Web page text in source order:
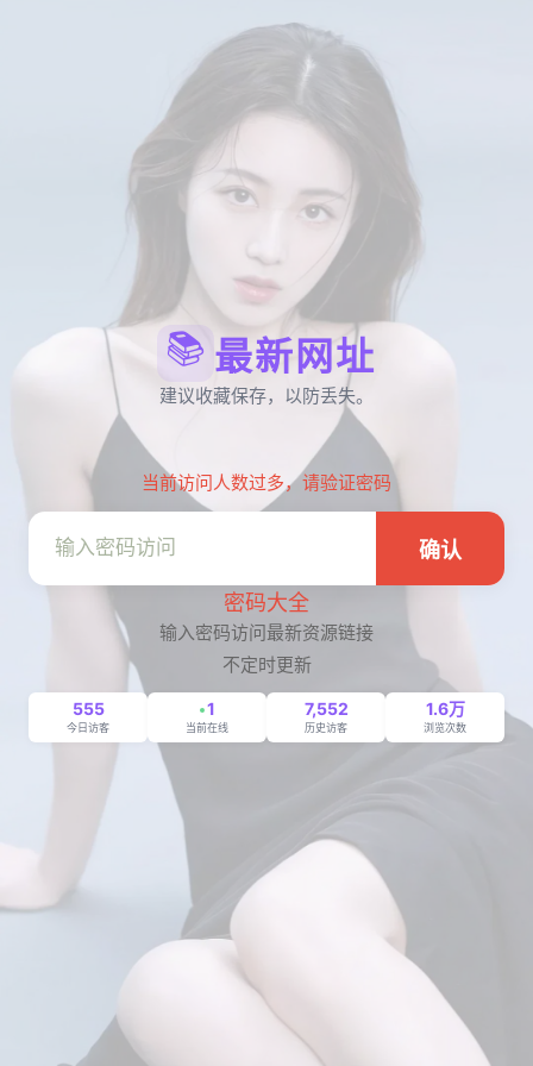
📚 最新网址
建议收藏保存，以防丢失。
当前访问人数过多，请验证密码
确认
密码大全
输入密码访问最新资源链接
不定时更新
555
今日访客
1
当前在线
7,552
历史访客
1.6万
浏览次数